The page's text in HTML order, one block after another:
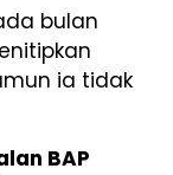
bulan
ia tidak
BAP